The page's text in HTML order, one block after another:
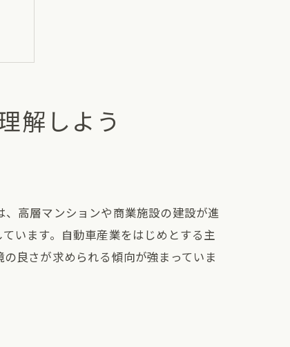
解しよう
高層マンションや商業施設の建設が進
います。自動車産業をはじめとする主
良さが求められる傾向が強まっていま